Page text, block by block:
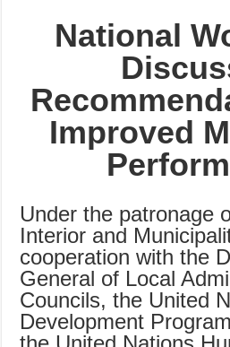
National
Improved
Under the patronage
Interior and
cooperation with the
General of Local
Councils, the United
Development